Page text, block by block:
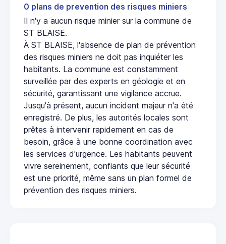
0 plans de prevention des risques miniers
Il n'y a aucun risque minier sur la commune de
ST BLAISE.
À ST BLAISE, l'absence de plan de prévention
des risques miniers ne doit pas inquiéter les
habitants. La commune est constamment
surveillée par des experts en géologie et en
sécurité, garantissant une vigilance accrue.
Jusqu'à présent, aucun incident majeur n'a été
enregistré. De plus, les autorités locales sont
prêtes à intervenir rapidement en cas de
besoin, grâce à une bonne coordination avec
les services d'urgence. Les habitants peuvent
vivre sereinement, confiants que leur sécurité
est une priorité, même sans un plan formel de
prévention des risques miniers.